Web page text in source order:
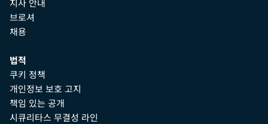
지사 안내
브로셔
채용
법적
쿠키 정책
개인정보 보호 고지
책임 있는 공개
시큐리타스 무결성 라인